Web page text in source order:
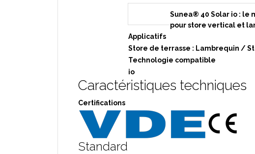
Sunea® 40 Solar io : le
pour store vertical et
Applicatifs
Store de terrasse : Lambrequin /
Technologie compatible
io
Caractéristiques techniques
Certifications
Standard